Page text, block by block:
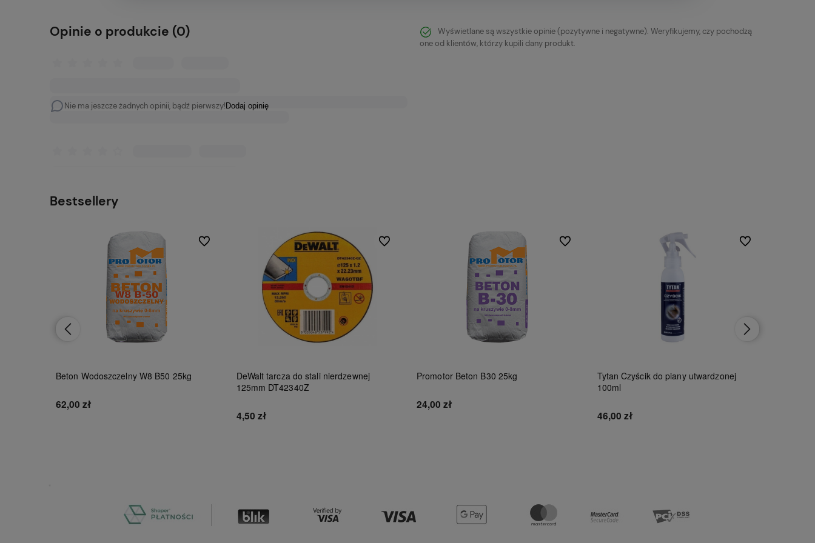
Opinie o produkcie (0)
Nie ma jeszcze żadnych opinii, bądź pierwszy! Dodaj opinię
Wyświetlane są wszystkie opinie (pozytywne i negatywne). Weryfikujemy, czy pochodzą
one od klientów, którzy kupili dany produkt.
Bestsellery
Beton Wodoszczelny W8 B50 25kg
62,00 zł
Do ulubionych
DeWalt tarcza do stali nierdzewnej
125mm DT42340Z
4,50 zł
Do ulubionych
Promotor Beton B30 25kg
24,00 zł
Do ulubionych
Tytan Czyścik do piany utwardzonej
100ml
46,00 zł
Do ulubionych